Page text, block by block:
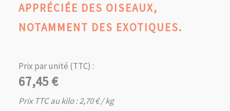
APPRÉCIÉE DES OISEAUX,
NOTAMMENT DES EXOTIQUES.
Prix par unité (TTC) :
67,45€
Prix TTC au kilo :2,70€/ kg